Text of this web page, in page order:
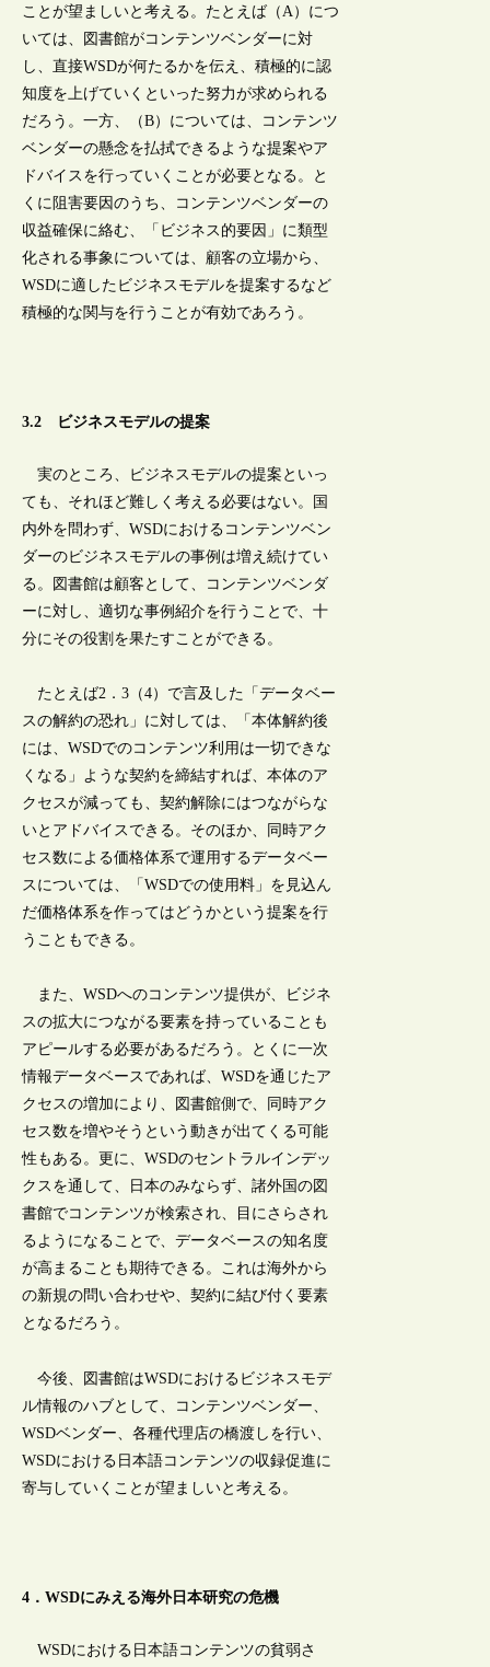
ことが望ましいと考える。たとえば（A）につ
いては、図書館がコンテンツベンダーに対
し、直接WSDが何たるかを伝え、積極的に認
知度を上げていくといった努力が求められる
だろう。一方、（B）については、コンテンツ
ベンダーの懸念を払拭できるような提案やア
ドバイスを行っていくことが必要となる。と
くに阻害要因のうち、コンテンツベンダーの
収益確保に絡む、「ビジネス的要因」に類型
化される事象については、顧客の立場から、
WSDに適したビジネスモデルを提案するなど
積極的な関与を行うことが有効であろう。
3.2 ビジネスモデルの提案
実のところ、ビジネスモデルの提案といっ
ても、それほど難しく考える必要はない。国
内外を問わず、WSDにおけるコンテンツベン
ダーのビジネスモデルの事例は増え続けてい
る。図書館は顧客として、コンテンツベンダ
ーに対し、適切な事例紹介を行うことで、十
分にその役割を果たすことができる。
たとえば2．3（4）で言及した「データベー
スの解約の恐れ」に対しては、「本体解約後
には、WSDでのコンテンツ利用は一切できな
くなる」ような契約を締結すれば、本体のア
クセスが減っても、契約解除にはつながらな
いとアドバイスできる。そのほか、同時アク
セス数による価格体系で運用するデータベー
スについては、「WSDでの使用料」を見込ん
だ価格体系を作ってはどうかという提案を行
うこともできる。
また、WSDへのコンテンツ提供が、ビジネ
スの拡大につながる要素を持っていることも
アピールする必要があるだろう。とくに一次
情報データベースであれば、WSDを通じたア
クセスの増加により、図書館側で、同時アク
セス数を増やそうという動きが出てくる可能
性もある。更に、WSDのセントラルインデッ
クスを通して、日本のみならず、諸外国の図
書館でコンテンツが検索され、目にさらされ
るようになることで、データベースの知名度
が高まることも期待できる。これは海外から
の新規の問い合わせや、契約に結び付く要素
となるだろう。
今後、図書館はWSDにおけるビジネスモデ
ル情報のハブとして、コンテンツベンダー、
WSDベンダー、各種代理店の橋渡しを行い、
WSDにおける日本語コンテンツの収録促進に
寄与していくことが望ましいと考える。
4．WSDにみえる海外日本研究の危機
WSDにおける日本語コンテンツの貧弱さ